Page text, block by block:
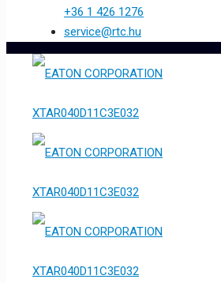
+36 1 426 1276
service@rtc.hu